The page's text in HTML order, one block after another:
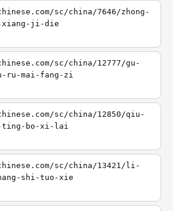
sc/china/7646/zhong-
xiang-ji-die
sc/china/12777/gu-
ru-mai-fang-zi
sc/china/12850/qiu-
ting-bo-xi-lai
sc/china/13421/li-
shi-tuo-xie